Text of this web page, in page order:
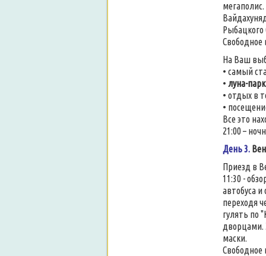
Свободное
На Ваш
• самый
• луна-парк
• отдых в
•
Все это
21:00 –
День 3.
Приезд в
11:30 -
автобуса
переходя
гулять по
дворцами.
маски.
Свободное